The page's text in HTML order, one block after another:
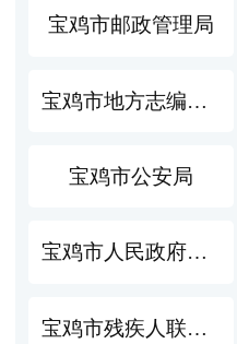
宝鸡市邮政管理局
宝鸡市地方志编纂委员会办公室
宝鸡市公安局
宝鸡市人民政府侨务办公室
宝鸡市残疾人联合会